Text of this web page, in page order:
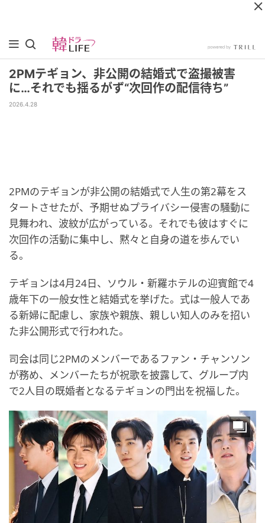
2PMテギョン、非公開の結婚式で盗撮被害
に…それでも揺るがず“次回作の配信待ち”
2026.4.28
2PMのテギョンが非公開の結婚式で人生の第2幕をス
タートさせたが、予期せぬプライバシー侵害の騒動に
見舞われ、波紋が広がっている。それでも彼はすぐに
次回作の活動に集中し、黙々と自身の道を歩んでい
る。
テギョンは4月24日、ソウル・新羅ホテルの迎賓館で4
歳年下の一般女性と結婚式を挙げた。式は一般人であ
る新婦に配慮し、家族や親族、親しい知人のみを招い
た非公開形式で行われた。
司会は同じ2PMのメンバーであるファン・チャンソン
が務め、メンバーたちが祝歌を披露して、グループ内
で2人目の既婚者となるテギョンの門出を祝福した。